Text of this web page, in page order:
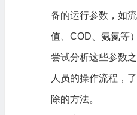
备的运行参数，如
值、COD、氨氮等
尝试分析这些参数
人员的操作流程，
除的方法。